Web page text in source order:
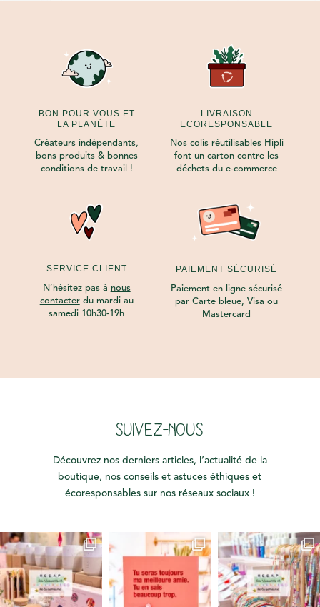
BON POUR VOUS ET
LA PLANÈTE
Créateurs indépendants,
bons produits & bonnes
conditions de travail !
LIVRAISON
ECORESPONSABLE
Nos colis réutilisables Hipli
font un carton contre les
déchets du e-commerce
SERVICE CLIENT
N’hésitez pas à nous
contacterdu mardi au
samedi 10h30-19h
PAIEMENT SÉCURISÉ
Paiement en ligne sécurisé
par Carte bleue, Visa ou
Mastercard
SUIVEZ-NOUS
Découvrez nos derniers articles, l’actualité de la
boutique, nos conseils et astuces éthiques et
écoresponsables sur nos réseaux sociaux !